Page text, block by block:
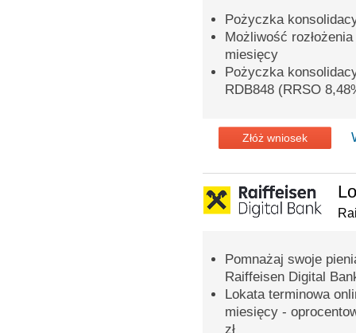
Pożyczka
Możliwość
miesięcy
Pożyczka
RDB848 (RRSO
Złóż wniosek
Pomnażaj swoje
Raiffeisen Digital
Lokata terminowa
miesięcy -
zł